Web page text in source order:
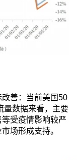
善：当前美国50
量数据来看，主要
受疫情影响较严
场形成支持。